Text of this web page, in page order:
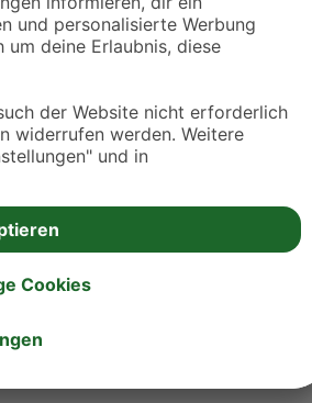
10:00 - 12:00
16:00 - 18:30
10:00 - 12:00
16:00 - 18:30
16:00 - 18:30
8:00 - 9:00